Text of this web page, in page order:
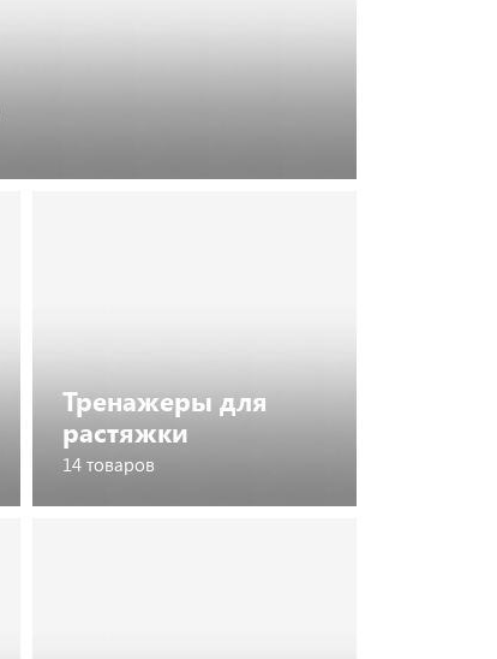
Тренажеры для
растяжки
14 товаров